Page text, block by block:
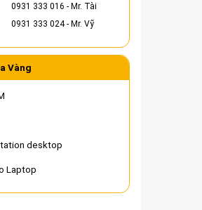
0931 333 016 - Mr. Tài
0931 333 024- Mr. Vỹ
Vàng
desktop
Laptop